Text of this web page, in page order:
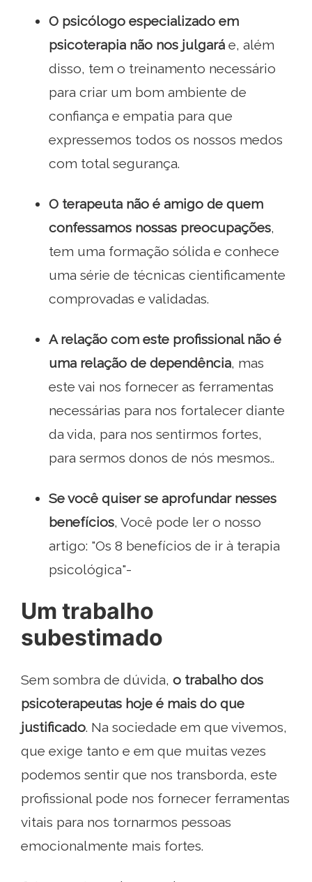
O psicólogo especializado em
psicoterapia não nos julgará e, além
disso, tem o treinamento necessário
para criar um bom ambiente de
confiança e empatia para que
expressemos todos os nossos medos
com total segurança.
O terapeuta não é amigo de quem
confessamos nossas preocupações,
tem uma formação sólida e conhece
uma série de técnicas cientificamente
comprovadas e validadas.
A relação com este profissional não é
uma relação de dependência, mas
este vai nos fornecer as ferramentas
necessárias para nos fortalecer diante
da vida, para nos sentirmos fortes,
para sermos donos de nós mesmos..
Se você quiser se aprofundar nesses
benefícios, Você pode ler o nosso
artigo: "Os 8 benefícios de ir à terapia
psicológica"-
Um trabalho
subestimado
Sem sombra de dúvida, o trabalho dos
psicoterapeutas hoje é mais do que
justificado. Na sociedade em que vivemos,
que exige tanto e em que muitas vezes
podemos sentir que nos transborda, este
profissional pode nos fornecer ferramentas
vitais para nos tornarmos pessoas
emocionalmente mais fortes.